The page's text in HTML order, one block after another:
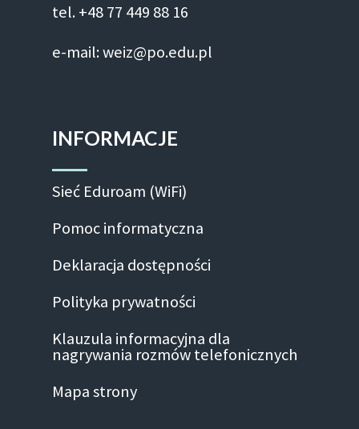
tel. +48 77 449 88 16
e-mail: weiz@po.edu.pl
INFORMACJE
Sieć Eduroam (WiFi)
Pomoc informatyczna
Deklaracja dostępności
Polityka prywatności
Klauzula informacyjna dla
nagrywania rozmów telefonicznych
Mapa strony